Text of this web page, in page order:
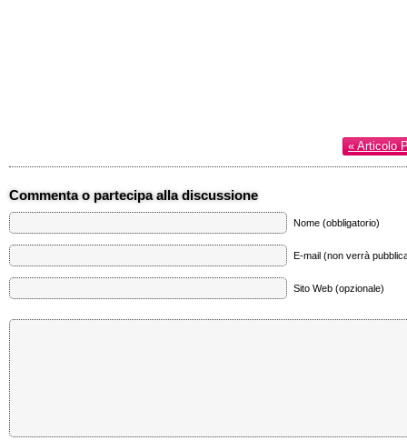
« Articolo
Commenta o partecipa alla discussione
Nome (obbligatorio)
E-mail (non verrà
Sito Web (opzionale)